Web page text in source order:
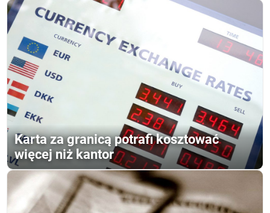
Karta za granicą potrafi kosztować
więcej niż kantor